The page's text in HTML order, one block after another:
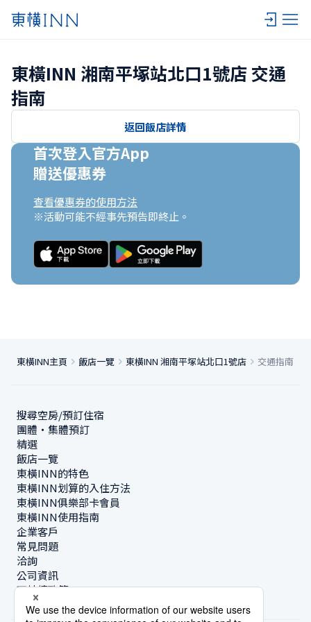
東橫INN 湘南平塚站北口1號店 交通
指南
返回飯店詳情
首次登入官方App
贈送優惠券
查看優惠券的使用方法
※活動可能不經事先預告即終止。
東橫INN主頁 飯店一覽 東橫INN 湘南平塚站北口1號店 交通指南
搜尋空房/預訂住宿
團體・集體預訂
精選
飯店一覽
東橫INN的特色
東橫INN划算的入住方法
東橫INN俱樂部卡會員
東橫INN使用指南
企業客戶
常見問題
洽詢
公司資訊
可持續政策